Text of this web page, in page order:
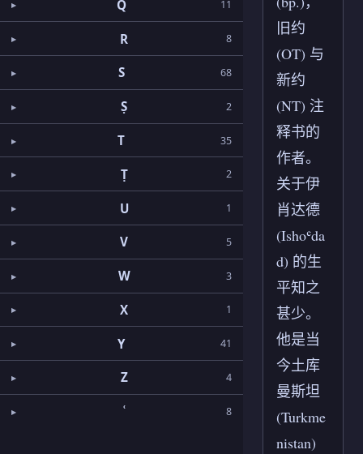
Q 11
R 8
S 68
Ṣ 2
T 35
Ṭ 2
U 1
V 5
W 3
X 1
Y 41
Z 4
ʿ 8
旧约
(OT) 与
新约
(NT) 注
释书的
作者。
关于伊
肖达德
(Ishoʿda
d) 的生
平知之
甚少。
他是当
今土库
曼斯坦
(Turkme
nistan)